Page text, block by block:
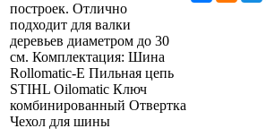
построек. Отлично
подходит для валки
деревьев диаметром до 30
см. Комплектация: Шина
Rollomatic-E Пильная цепь
STIHL Oilomatic Ключ
комбинированный Отвертка
Чехол для шины